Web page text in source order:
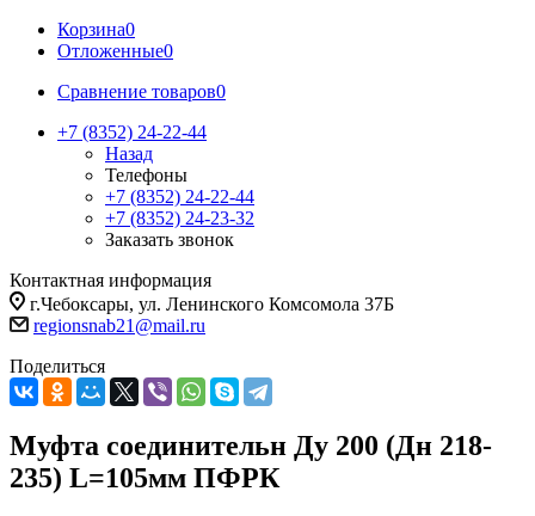
Корзина0
Отложенные0
Сравнение товаров0
+7 (8352) 24-22-44
Назад
Телефоны
+7 (8352) 24-22-44
+7 (8352) 24-23-32
Заказать звонок
Контактная информация
г.Чебоксары, ул. Ленинского Комсомола 37Б
regionsnab21@mail.ru
Поделиться
Муфта соединительн Ду 200 (Дн 218-
235) L=105мм ПФРК